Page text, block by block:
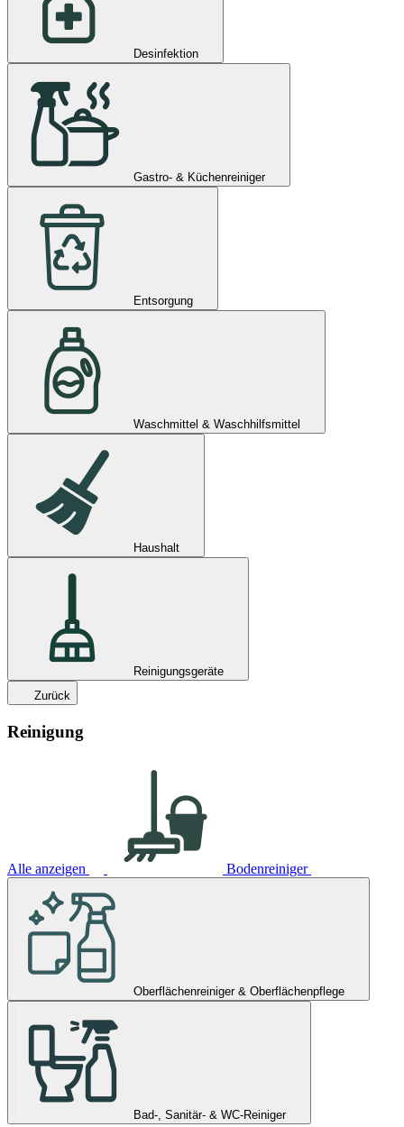
Desinfektion
Gastro- & Küchenreiniger
Entsorgung
Waschmittel & Waschhilfsmittel
Haushalt
Reinigungsgeräte
Zurück
Reinigung
Alle anzeigen Bodenreiniger
Oberflächenreiniger & Oberflächenpflege
Bad-, Sanitär- & WC-Reiniger